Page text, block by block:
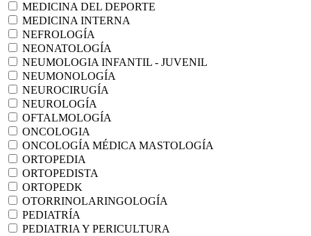
MEDICINA DEL DEPORTE
MEDICINA INTERNA
NEFROLOGÍA
NEONATOLOGÍA
NEUMOLOGIA INFANTIL - JUVENIL
NEUMONOLOGÍA
NEUROCIRUGÍA
NEUROLOGÍA
OFTALMOLOGÍA
ONCOLOGIA
ONCOLOGÍA MÉDICA MASTOLOGÍA
ORTOPEDIA
ORTOPEDISTA
ORTOPEDK
OTORRINOLARINGOLOGÍA
PEDIATRÍA
PEDIATRIA Y PERICULTURA